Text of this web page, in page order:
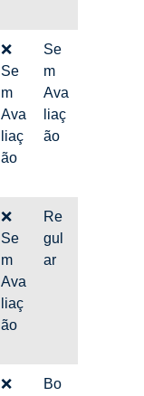
❌
Se
m
Ava
liaç
ão
Se
m
Ava
liaç
ão
❌
Se
m
Ava
liaç
ão
Re
gul
ar
❌
Bo